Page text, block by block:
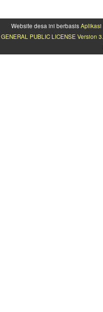
Website desa ini berbasisAplikasi
GENERAL PUBLIC LICENSE Version